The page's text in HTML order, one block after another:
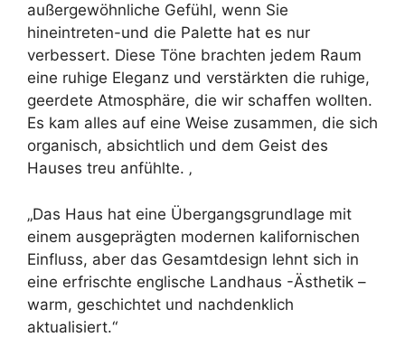
außergewöhnliche Gefühl, wenn Sie
hineintreten-und die Palette hat es nur
verbessert. Diese Töne brachten jedem Raum
eine ruhige Eleganz und verstärkten die ruhige,
geerdete Atmosphäre, die wir schaffen wollten.
Es kam alles auf eine Weise zusammen, die sich
organisch, absichtlich und dem Geist des
Hauses treu anfühlte. ‚
„Das Haus hat eine Übergangsgrundlage mit
einem ausgeprägten modernen kalifornischen
Einfluss, aber das Gesamtdesign lehnt sich in
eine erfrischte englische Landhaus -Ästhetik –
warm, geschichtet und nachdenklich
aktualisiert.“